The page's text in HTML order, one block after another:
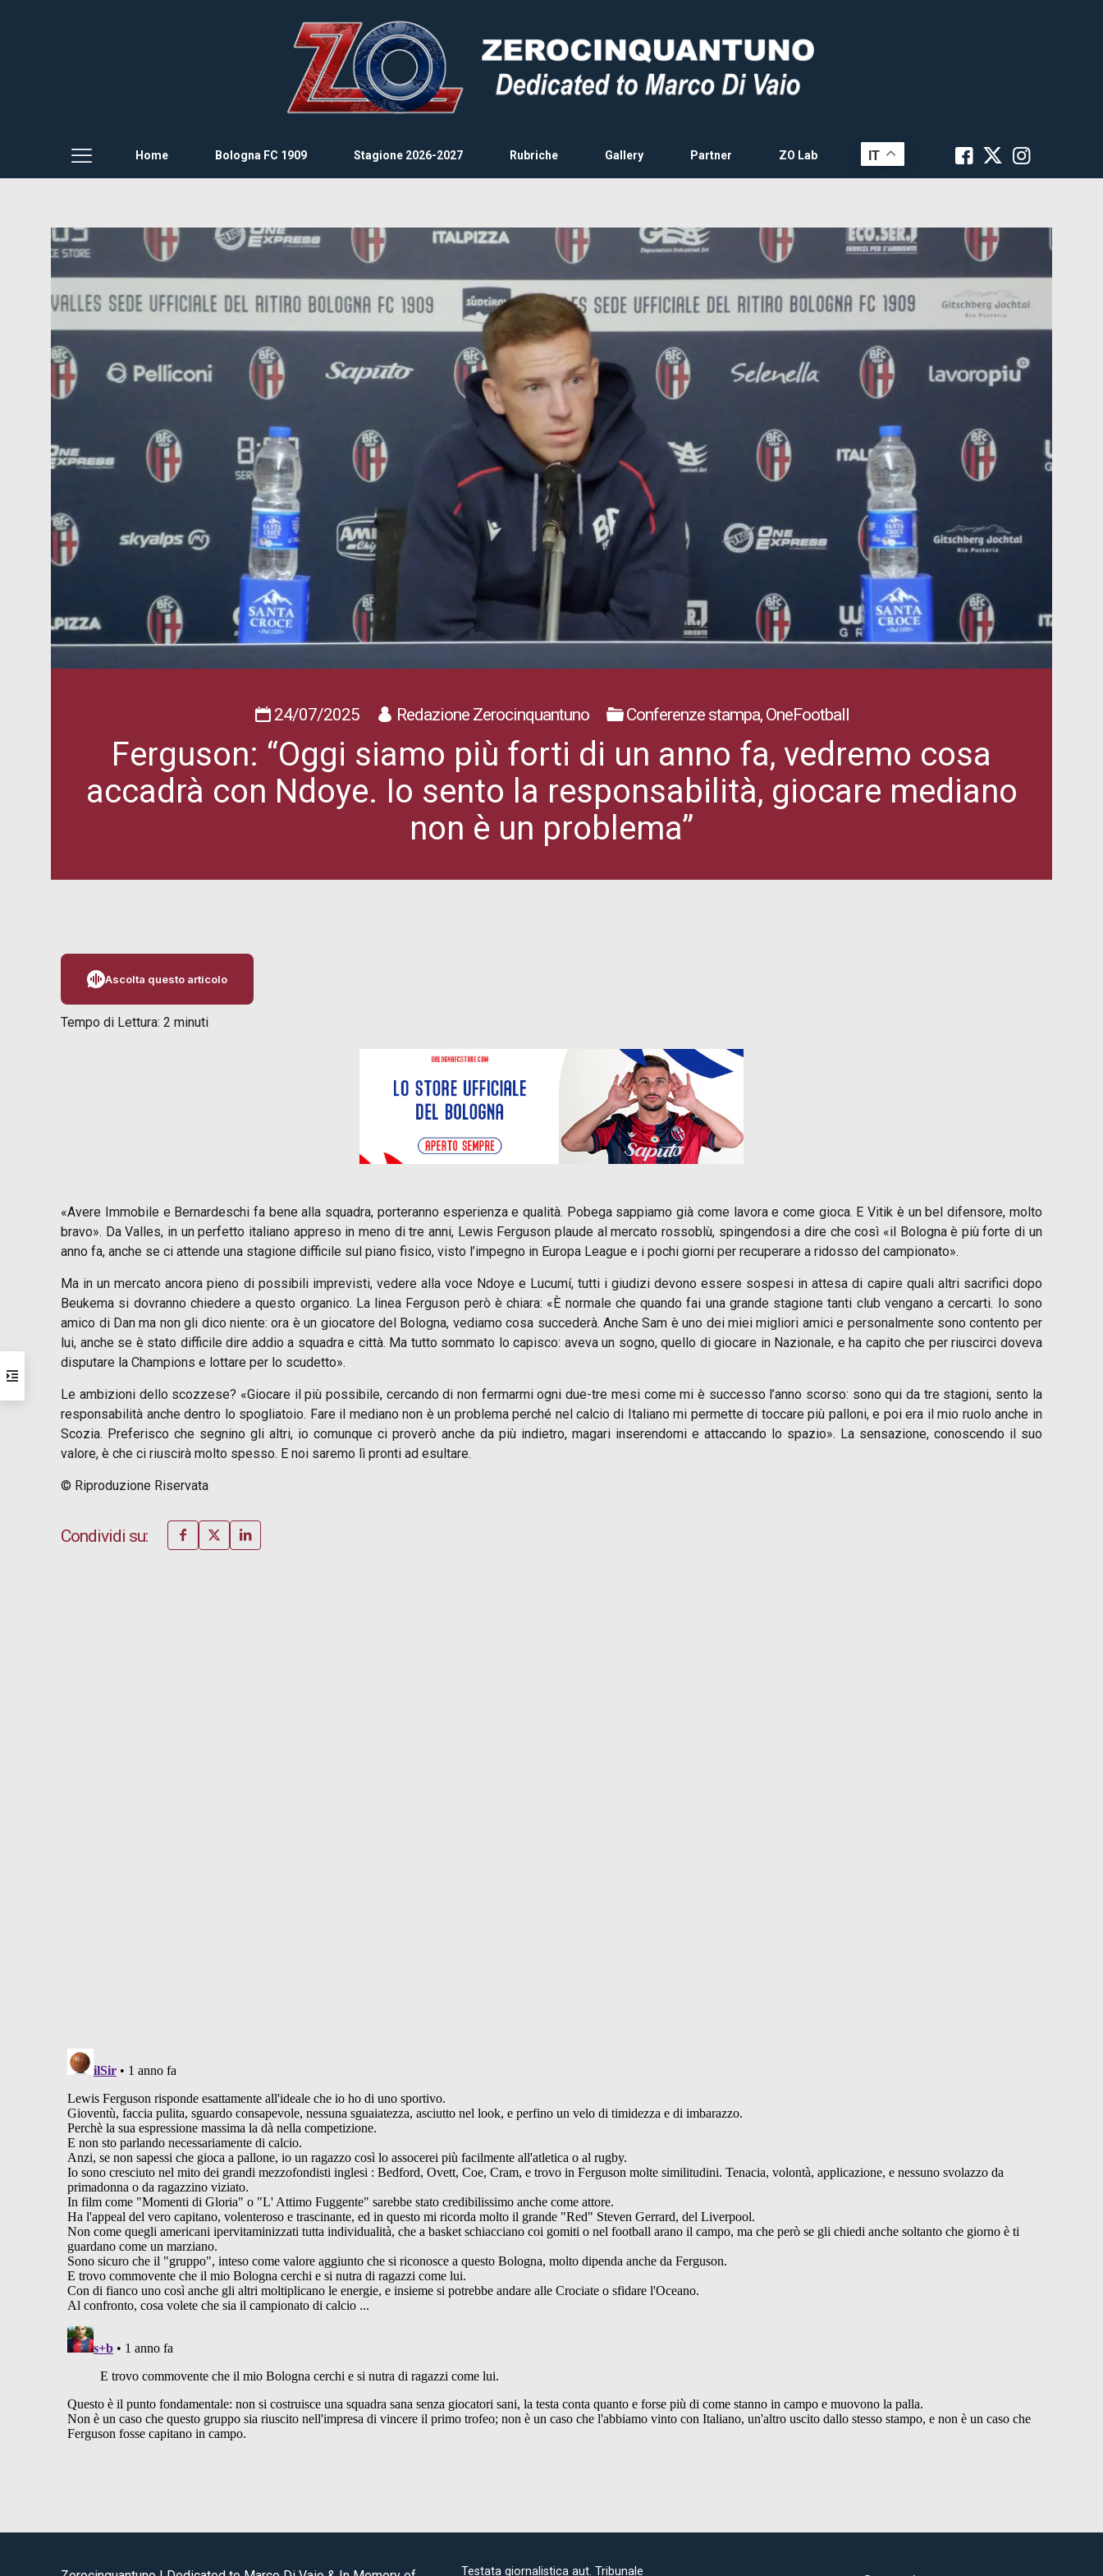
Home Bologna FC 1909 Stagione 2026-2027 Rubriche Gallery Partner ZO Lab IT
24/07/2025 Redazione Zerocinquantuno Conferenze stampa, OneFootball
Ferguson: “Oggi siamo più forti di un anno fa, vedremo cosa
accadrà con Ndoye. Io sento la responsabilità, giocare mediano
non è un problema”
Ascolta questo articolo
Tempo di Lettura:2 minuti
«Avere Immobile e Bernardeschi fa bene alla squadra, porteranno esperienza e qualità. Pobega sappiamo già come lavora e come gioca. E Vitik è un bel difensore, molto
bravo». Da Valles, in un perfetto italiano appreso in meno di tre anni, Lewis Ferguson plaude al mercato rossoblù, spingendosi a dire che così «il Bologna è più forte di un
anno fa, anche se ci attende una stagione difficile sul piano fisico, visto l’impegno in Europa League e i pochi giorni per recuperare a ridosso del campionato».
Ma in un mercato ancora pieno di possibili imprevisti, vedere alla voce Ndoye e Lucumí, tutti i giudizi devono essere sospesi in attesa di capire quali altri sacrifici dopo
Beukema si dovranno chiedere a questo organico. La linea Ferguson però è chiara: «È normale che quando fai una grande stagione tanti club vengano a cercarti. Io sono
amico di Dan ma non gli dico niente: ora è un giocatore del Bologna, vediamo cosa succederà. Anche Sam è uno dei miei migliori amici e personalmente sono contento per
lui, anche se è stato difficile dire addio a squadra e città. Ma tutto sommato lo capisco: aveva un sogno, quello di giocare in Nazionale, e ha capito che per riuscirci doveva
disputare la Champions e lottare per lo scudetto».
Le ambizioni dello scozzese? «Giocare il più possibile, cercando di non fermarmi ogni due-tre mesi come mi è successo l’anno scorso: sono qui da tre stagioni, sento la
responsabilità anche dentro lo spogliatoio. Fare il mediano non è un problema perché nel calcio di Italiano mi permette di toccare più palloni, e poi era il mio ruolo anche in
Scozia. Preferisco che segnino gli altri, io comunque ci proverò anche da più indietro, magari inserendomi e attaccando lo spazio». La sensazione, conoscendo il suo
valore, è che ci riuscirà molto spesso. E noi saremo lì pronti ad esultare.
© Riproduzione Riservata
Condividi su:
Testata giornalistica aut. Tribunale